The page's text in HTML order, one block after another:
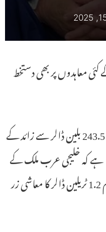
معاہدوں پر بھی دستخط
واشنگٹن:امریکہ نے قطر کے ساتھ 243.5 بلین ڈالر سے زائد کے
ہے کہ خلیجی عرب ملک کے
ساتھ معاہدوں کے سلسلے کو کم از کم 1.2 ٹریلین ڈالر کا معاشی زر